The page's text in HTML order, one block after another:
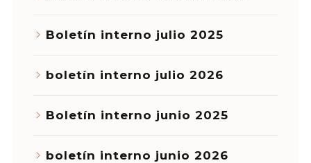
Boletín interno julio 2025
boletín interno julio 2026
Boletín interno junio 2025
boletín interno junio 2026